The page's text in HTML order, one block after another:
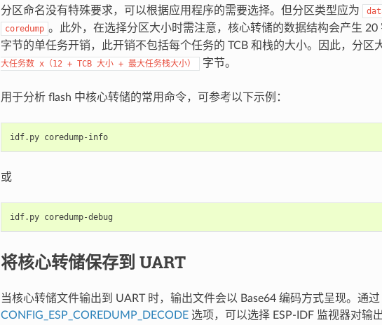
分区命名没有特殊要求，可以根据应用程序的需要选择。但分区类型应为
coredump 。此外，在选择分区大小时需注意，核心转储的数据结构会产生 20
字节的单任务开销，此开销不包括每个任务的 TCB 和栈的大小。因此，分区
大任务数 x（12 + TCB 大小 + 最大任务栈大小） 字节。
用于分析 flash 中核心转储的常用命令，可参考以下示例：
idf.py coredump-info
或
idf.py
将核心转储保存到 UART
当核心转储文件输出到 UART 时，输出文件会以 Base64 编码方式呈现。通过
CONFIG_ESP_COREDUMP_DECODE选项，可以选择 ESP-IDF 监视器对输